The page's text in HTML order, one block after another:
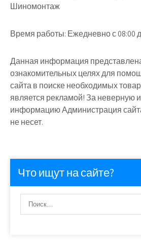
Шиномонтаж
Время работы: Ежедневно с 08:00
Данная информация
ознакомительных целях для
сайта в поиске необходимых
является рекламой! За неверную
информацию Администрация
не несет.
Что ищут на сайте?